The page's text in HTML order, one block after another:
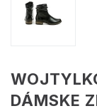
DÁMSKE